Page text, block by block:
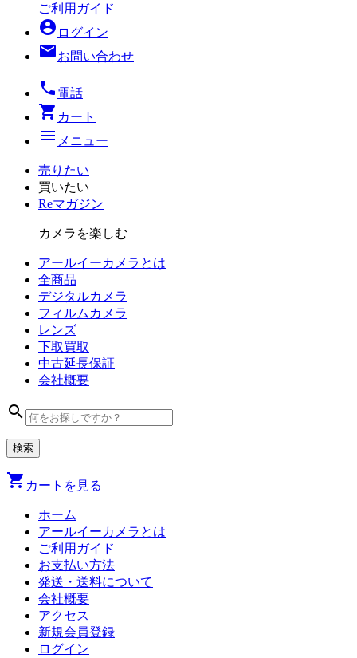
ご利用ガイド
account_circle ログイン
mailお問い合わせ
local_phone 電話
shopping_cart カート
menu メニュー
売りたい
買いたい
Reマガジン
カメラを楽しむ
アールイーカメラとは
全商品
デジタルカメラ
フィルム カメラ
レンズ
下取買取
中古延長保証
会社概要
search
shopping_cart カートを見る
ホーム
アールイーカメラとは
ご利用ガイド
お支払い方法
発送・送料について
会社概要
アクセス
新規会員登録
ログイン